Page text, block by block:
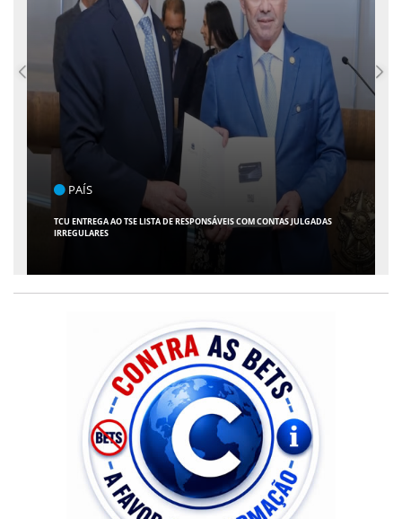
ENTRETENIMENTO
ARACAJU RECEBE ESPETÁCULO INFANTIL "SPIDEY E SEUS AMIGOS" COM
AVENTURA AO VIVO NO TEATRO ATHENEU